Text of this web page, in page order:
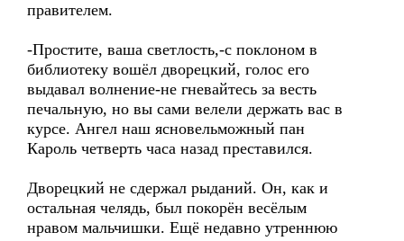
правителем.
-Простите, ваша светлость,-с поклоном в
библиотеку вошёл дворецкий, голос его
выдавал волнение-не гневайтесь за весть
печальную, но вы сами велели держать вас в
курсе. Ангел наш ясновельможный пан
Кароль четверть часа назад преставился.
Дворецкий не сдержал рыданий. Он, как и
остальная челядь, был покорён весёлым
нравом мальчишки. Ещё недавно утреннюю